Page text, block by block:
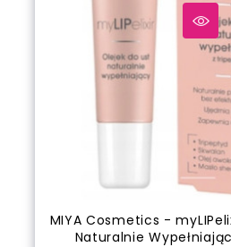
MIYA Cosmetics -
Naturalnie